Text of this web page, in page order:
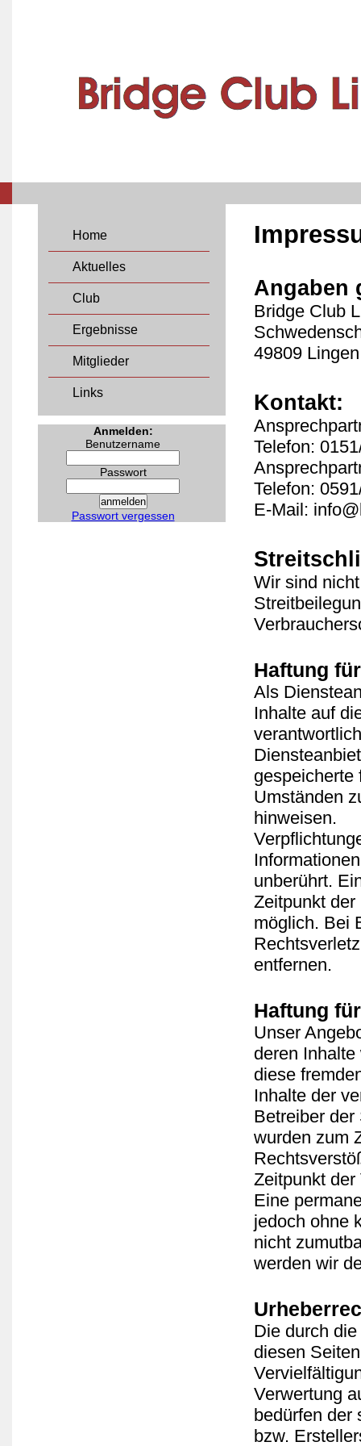
Home
Aktuelles
Club
Ergebnisse
Mitglieder
Links
Anmelden:
Benutzername
Passwort
Passwort vergessen
Angaben
Bridge Club
49809 Lingen
Kontakt:
Telefon:
Telefon:
E-Mail:
Wir sind
Haftung
Als
Inhalte auf
gespeicherte
Umständen
hinweisen.
unberührt.
Zeitpunkt
möglich. Bei
entfernen.
Haftung
Unser
deren
diese
Inhalte der
Betreiber
wurden zum
Zeitpunkt der
Eine
jedoch ohne
nicht
werden wir
Die durch
diesen
Verwertung
bedürfen der
bzw.